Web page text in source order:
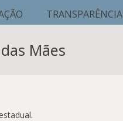
TRANSPARÊNCIA
Mães